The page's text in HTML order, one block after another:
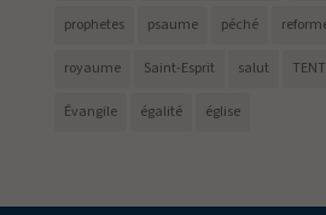
prophetes psaume péché
royaume Saint-Esprit salut
Évangile égalité église